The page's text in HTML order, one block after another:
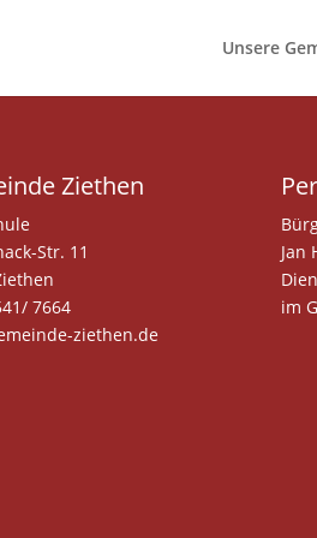
Unsere
Ziethen
Str. 11
7664
ziethen.de
Jan
im